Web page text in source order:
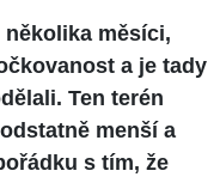
měsíci,
a je tady
Ten terén
menší a
s tím, že